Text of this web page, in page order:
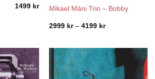
1499 kr Mikael Máni Trio – Bobby
2999 kr – 4199 krPrice
4199 kr